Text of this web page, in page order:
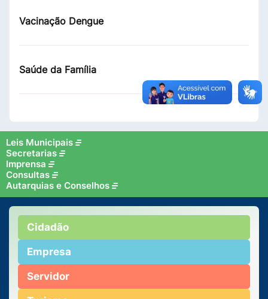
Vacinação Dengue
Saúde da Família
Leis Municipais
Secretarias
Imprensa
Consultas
Autarquias e Conselhos
Cidadão
Empresa
Servidor